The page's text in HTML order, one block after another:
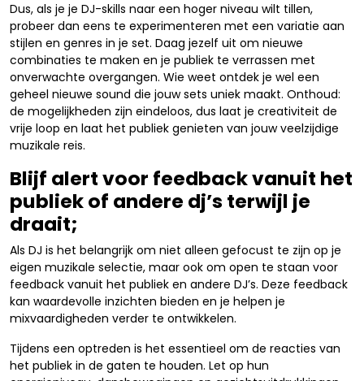
Dus, als je je DJ-skills naar een hoger niveau wilt tillen,
probeer dan eens te experimenteren met een variatie aan
stijlen en genres in je set. Daag jezelf uit om nieuwe
combinaties te maken en je publiek te verrassen met
onverwachte overgangen. Wie weet ontdek je wel een
geheel nieuwe sound die jouw sets uniek maakt. Onthoud:
de mogelijkheden zijn eindeloos, dus laat je creativiteit de
vrije loop en laat het publiek genieten van jouw veelzijdige
muzikale reis.
Blijf alert voor feedback vanuit het
publiek of andere dj’s terwijl je
draait;
Als DJ is het belangrijk om niet alleen gefocust te zijn op je
eigen muzikale selectie, maar ook om open te staan voor
feedback vanuit het publiek en andere DJ’s. Deze feedback
kan waardevolle inzichten bieden en je helpen je
mixvaardigheden verder te ontwikkelen.
Tijdens een optreden is het essentieel om de reacties van
het publiek in de gaten te houden. Let op hun